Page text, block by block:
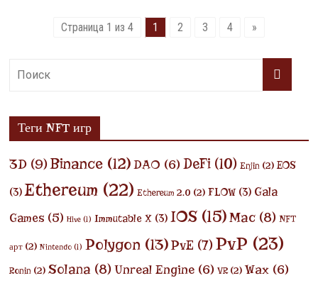
Страница 1 из 4 1 2 3 4 »
Теги NFT игр
3D (9)Binance (12) DAO (6) DeFi (10) Enjin (2) EOS
(3) Ethereum (22) Ethereum 2.0 (2) FLOW(3) Gala
Games (5) Hive (1) Immutable X (3) IOS (15)Mac (8) NFT
арт (2) Nintendo (1) Polygon (13) PvE (7) PvP (23)
Ronin (2) Solana (8) Unreal Engine (6) VR(2) Wax (6)